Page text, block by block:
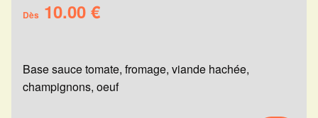
Dès 10.00 €
Base sauce tomate, fromage, viande hachée,
champignons, oeuf